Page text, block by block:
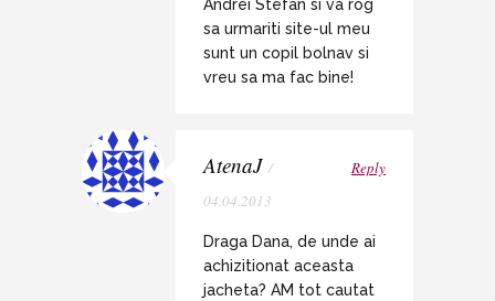
Andrei Stefan si va rog
sa urmariti site-ul meu
sunt un copil bolnav si
vreu sa ma fac bine!
AtenaJ /
04.04.2013
Reply
Draga Dana, de unde ai
achizitionat aceasta
jacheta? AM tot cautat